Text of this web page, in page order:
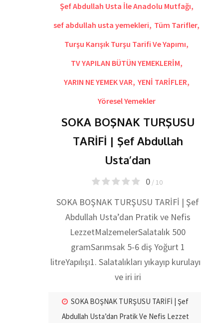
Şef Abdullah Usta İle Anadolu Mutfağı,
sef abdullah usta yemekleri, Tüm Tarifler,
Turşu Karışık Turşu Tarifi Ve Yapımı,
TV YAPILAN BÜTÜN YEMEKLERİM,
YARIN NE YEMEK VAR, YENİ TARİFLER,
Yöresel Yemekler
SOKA BOŞNAK TURŞUSU
TARİFİ | Şef Abdullah
Usta’dan
0/ 10
SOKA BOŞNAK TURŞUSU TARİFİ | Şef
Abdullah Usta’dan Pratik ve Nefis
LezzetMalzemelerSalatalık 500
gramSarımsak 5-6 diş Yoğurt 1
litreYapılışı1. Salatalıkları yıkayıp
ve iri iri
SOKA BOŞNAK TURŞUSU TARİFİ | Şef
Abdullah Usta’dan Pratik Ve Nefis Lezzet